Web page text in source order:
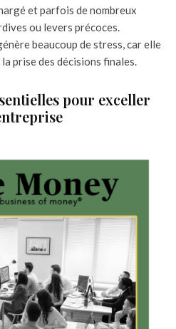
et parfois de nombreux
ou levers précoces.
beaucoup de stress, car elle
prise des décisions finales.
pour exceller